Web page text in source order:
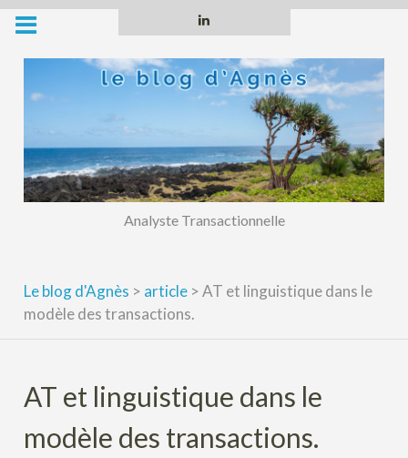
Skip
content
Analyste Transactionnelle
Le blog d'Agnès > article >AT et linguistique dans le
modèle des transactions.
AT et linguistique dans le
modèle des transactions.